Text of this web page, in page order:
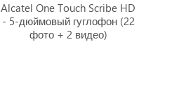
Alcatel One Touch Scribe HD
- 5-дюймовый гуглофон (22
фото + 2 видео)